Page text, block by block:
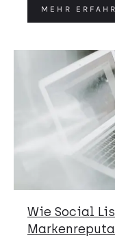
MEHR
Wie Social